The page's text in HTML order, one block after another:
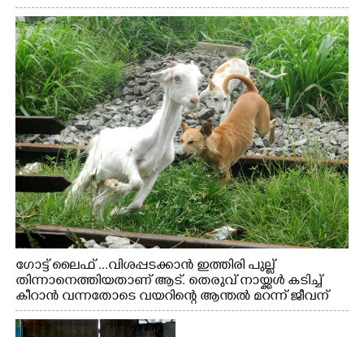
ഗോട്ട് ലൈഫ് ...വിശപ്പടക്കാൻ ഇത്തിരി പുല്ല്
തിന്നാനെത്തിയതാണ് ആട്. തെരുവ് നായ്ക്കൾ കടിച്ച്
കീറാൻ വന്നതോടെ വയറിന്റെ ആന്തൽ മറന്ന് ജീവന്
വേണ്ടിയായി ഓട്ടം. എറണാകുളം വാത്തുരുത്തിയിൽ
നിന്നുള്ള കാഴ്ച